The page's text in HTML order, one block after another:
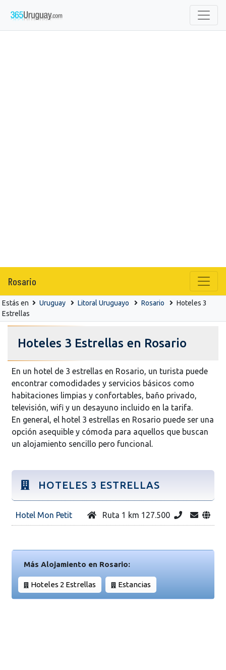
Rosario
Estás en Uruguay Litoral Uruguayo Rosario
Hoteles 3
Estrellas
Hoteles 3 Estrellas en Rosario
En un hotel de 3 estrellas en Rosario, un turista puede
encontrar comodidades y servicios básicos como
habitaciones limpias y confortables, baño privado,
televisión, wifi y un desayuno incluido en la tarifa.
En general, el hotel 3 estrellas en Rosario puede ser una
opción asequible y cómoda para aquellos que buscan
un alojamiento sencillo pero funcional.
HOTELES 3 ESTRELLAS
Hotel Mon Petit Ruta 1 km 127.500
Más Alojamiento en Rosario:
Hoteles 2 Estrellas Estancias